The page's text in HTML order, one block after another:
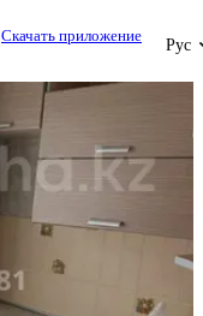
Скачать приложение
Рус